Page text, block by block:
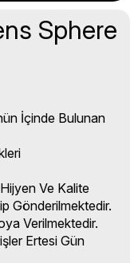
Sphere
İçinde Bulunan
Ve Kalite
Gönderilmektedir.
Verilmektedir.
Ertesi Gün